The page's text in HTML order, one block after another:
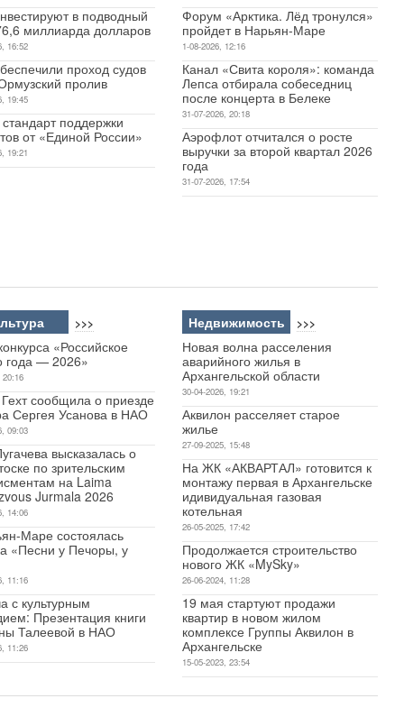
в подводный
миллиарда долларов
16:52
проход судов
пролив
19:45
поддержки
от «Единой России»
19:21
Форум «Арктика. Лёд тронулся»
пройдет в Нарьян-Маре
1-08-2026, 12:16
Канал «Свита короля»: команда
Лепса отбирала собеседниц
после концерта в Белеке
31-07-2026, 20:18
Аэрофлот отчитался о росте
выручки за второй квартал 2026
года
31-07-2026, 17:54
>>>
«Российское
года — 2026»
20:16
сообщила о приезде
Сергея Усанова в НАО
09:03
высказалась о
по зрительским
на Laima
Jurmala 2026
14:06
Маре состоялась
«Песни у Печоры, у
11:16
с культурным
Презентация книги
Талеевой в НАО
11:26
Недвижимость >>>
Новая волна расселения
аварийного жилья в
Архангельской области
30-04-2026, 19:21
Аквилон расселяет старое
жилье
27-09-2025, 15:48
На ЖК «АКВАРТАЛ» готовится к
монтажу первая в Архангельске
идивидуальная газовая
котельная
26-05-2025, 17:42
Продолжается строительство
нового ЖК «MySky»
26-06-2024, 11:28
19 мая стартуют продажи
квартир в новом жилом
комплексе Группы Аквилон в
Архангельске
15-05-2023, 23:54